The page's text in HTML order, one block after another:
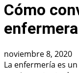
Cómo
enfermera
noviembre 8, 2020
La enfermería es